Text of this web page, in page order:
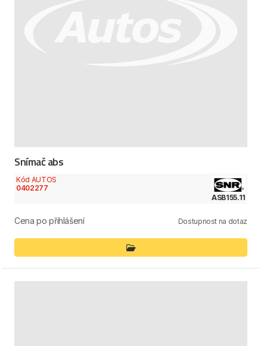
Snímač abs
Kód AUTOS
0402277
ASB155.11
Cena po přihlášení Dostupnost na dotaz